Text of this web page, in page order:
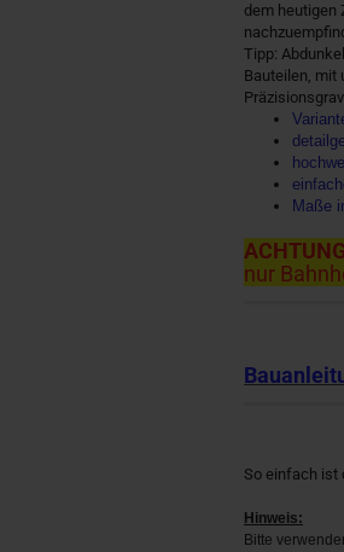
dem heutigen
Tipp:
Bauteilen, mit
Maße
nur
So einfach ist
Hinweis:
Bitte